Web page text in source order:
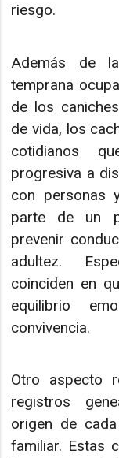
riesgo.
Además de
temprana
de los
de vida, los
cotidianos
progresiva a
con personas
parte de un
prevenir
adultez.
coinciden en
equilibrio
convivencia.
Otro aspecto
registros
origen de
familiar. Estas